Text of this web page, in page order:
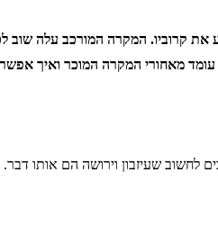
קרוביו. המקרה המורכב עלה שוב
עומד מאחורי המקרה המוכר ואיך
לחשוב שעיזבון וירושה הם אותו